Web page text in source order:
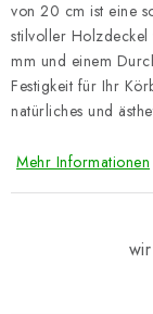
von 20 cm ist eine
stilvoller Holzdeckel
mm und einem
Festigkeit für Ihr
natürliches und
Mehr Informationen